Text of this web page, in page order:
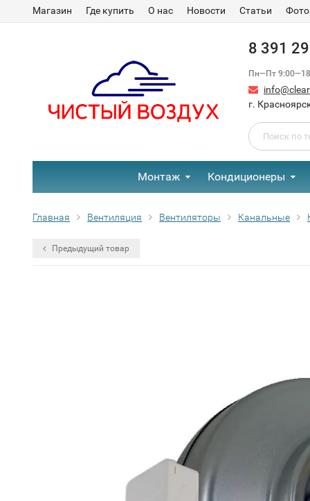
Магазин Где купить О нас Новости Статьи Фото
8 391
Пн—Пт
г.
Монтаж Кондиционеры
Главная Вентиляция Вентиляторы Канальные
Предыдущий товар